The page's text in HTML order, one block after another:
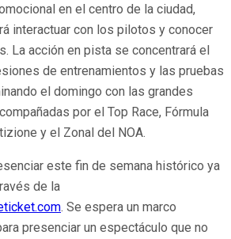
en el centro de la ciudad,
interactuar con los pilotos y conocer
La acción en pista se concentrará el
de entrenamientos y las pruebas
el domingo con las grandes
por el Top Race, Fórmula
y el Zonal del NOA.
este fin de semana histórico ya
de la
. Se espera un marco
presenciar un espectáculo que no